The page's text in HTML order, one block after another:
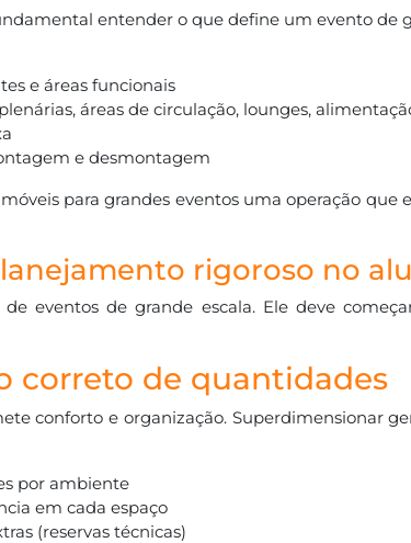
entender o que define um evento de
e áreas funcionais
áreas de circulação, lounges,
e desmontagem
para grandes eventos uma operação
rigoroso no
eventos de grande escala. Ele deve
correto de quantidades
conforto e organização. Superdimensionar
por ambiente
em cada espaço
(reservas técnicas)